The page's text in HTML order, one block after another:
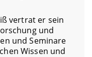
vertrat er sein
und
und Seminare
Wissen und